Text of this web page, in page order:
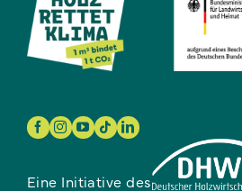
Eine Initiative des